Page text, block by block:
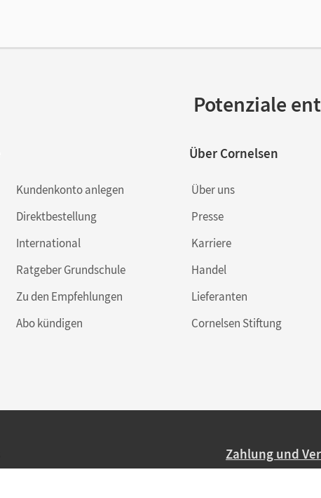
Potenziale
Kundenkonto anlegen
Direktbestellung
International
Ratgeber Grundschule
Zu den Empfehlungen
Abo kündigen
Über Cornelsen
Über uns
Presse
Karriere
Handel
Lieferanten
Cornelsen Stiftung
Zahlung und